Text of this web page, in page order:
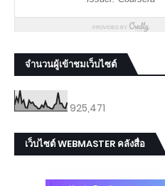
จำนวนผู้เข้าชมเว็บไซต์
925,471
เว็บไซต์ WEBMASTER คลังสื่อ